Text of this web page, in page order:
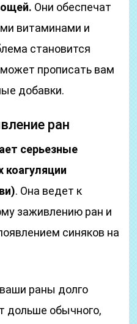
Они обеспечат
витаминами и
становится
прописать вам
добавки.
ран
серьезные
коагуляции
. Она ведет к
заживлению ран и
синяков на
раны долго
дольше обычного,